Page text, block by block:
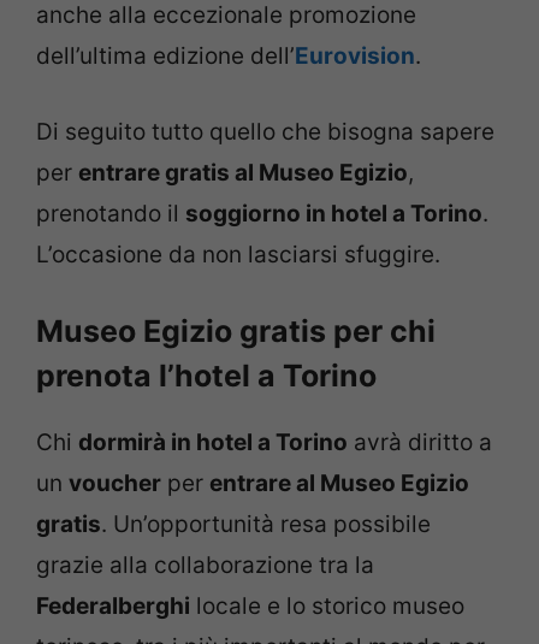
anche alla eccezionale promozione
dell’ultima edizione dell’Eurovision.
Di seguito tutto quello che bisogna sapere
per entrare gratis al Museo Egizio,
prenotando il soggiorno in hotel a Torino.
L’occasione da non lasciarsi sfuggire.
Museo Egizio gratis per chi
prenota l’hotel a Torino
Chi dormirà in hotel a Torino avrà diritto a
un voucher per entrare al Museo Egizio
gratis. Un’opportunità resa possibile
grazie alla collaborazione tra la
Federalberghi locale e lo storico museo